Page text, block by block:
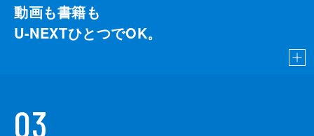
動画も書籍も
U-NEXTひとつでOK。
03